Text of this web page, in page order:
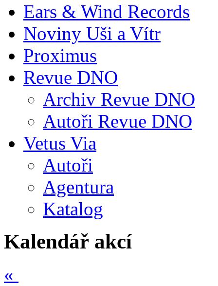
Ears & Wind Records
Noviny Uši a Vítr
Proximus
Revue DNO
Archiv Revue DNO
Autoři Revue DNO
Vetus Via
Autoři
Agentura
Katalog
Kalendář akcí
«